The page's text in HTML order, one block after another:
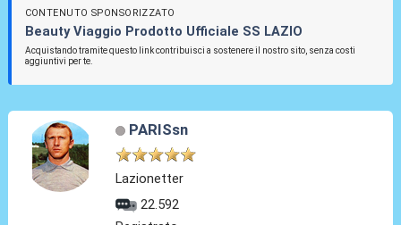
CONTENUTO SPONSORIZZATO
Beauty Viaggio Prodotto Ufficiale SS LAZIO
Acquistando tramite questo link contribuisci a sostenere il nostro sito, senza costi
aggiuntivi per te.
PARISsn
Lazionetter
22.592